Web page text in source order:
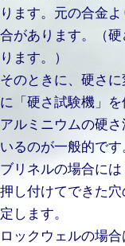
ります。元の合金
合があります。（
ります。）
そのときに、硬さ
に「硬さ試験機」を
アルミニウムの硬
いるのが一般的です
ブリネルの場合に
押し付けてできた
定します。
ロックウェルの場